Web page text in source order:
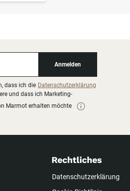
Anmelden
dass ich die Datenschutzerklärung
und dass ich Marketing-
Marmot erhalten möchte
Rechtliches
Datenschutzerklärung